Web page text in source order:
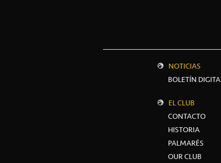
NOTICIAS
BOLETÍN
EL CLUB
CONTACTO
HISTORIA
PALMARÉS
OUR CLUB